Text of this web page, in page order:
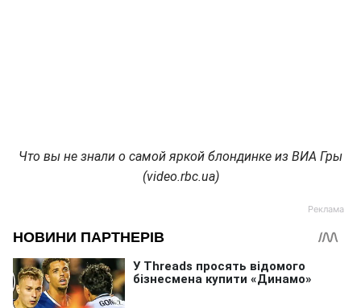
Что вы не знали о самой яркой блондинке из ВИА Гры
(video.rbc.ua)